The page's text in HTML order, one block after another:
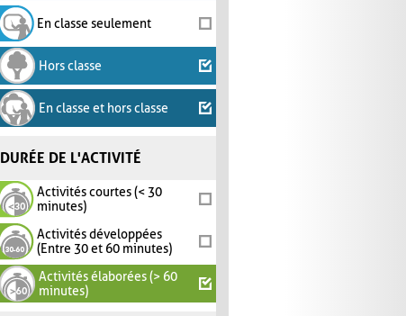
En classe seulement
Hors classe
En classe et hors classe
DURÉE DE L'ACTIVITÉ
Activités courtes (< 30
minutes)
Activités développées
(Entre 30 et 60 minutes)
Activités élaborées (> 60
minutes)